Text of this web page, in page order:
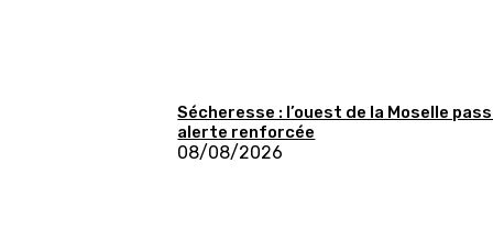
Sécheresse : l’ouest de la Moselle
alerte renforcée
08/08/2026